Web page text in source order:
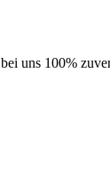
bei uns 100%